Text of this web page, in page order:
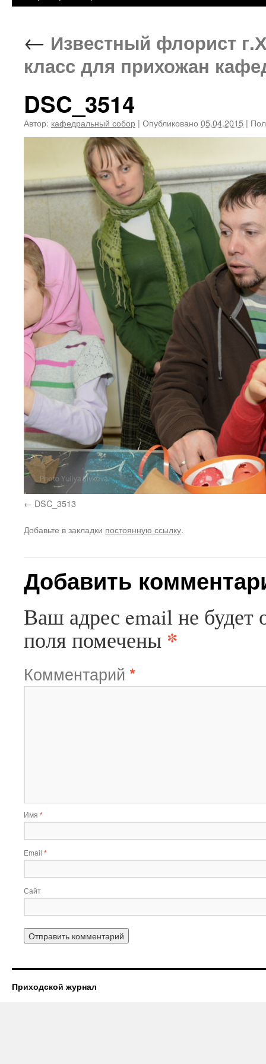
← Известный флорист
класс для прихожан
DSC_3514
Автор: кафедральный собор | Опубликовано 05.04.2015 |
DSC_3513
Добавьте в закладки постоянную ссылку.
Добавить
Ваш адрес email не будет
поля помечены *
Комментарий *
Имя *
Email *
Сайт
Приходской журнал